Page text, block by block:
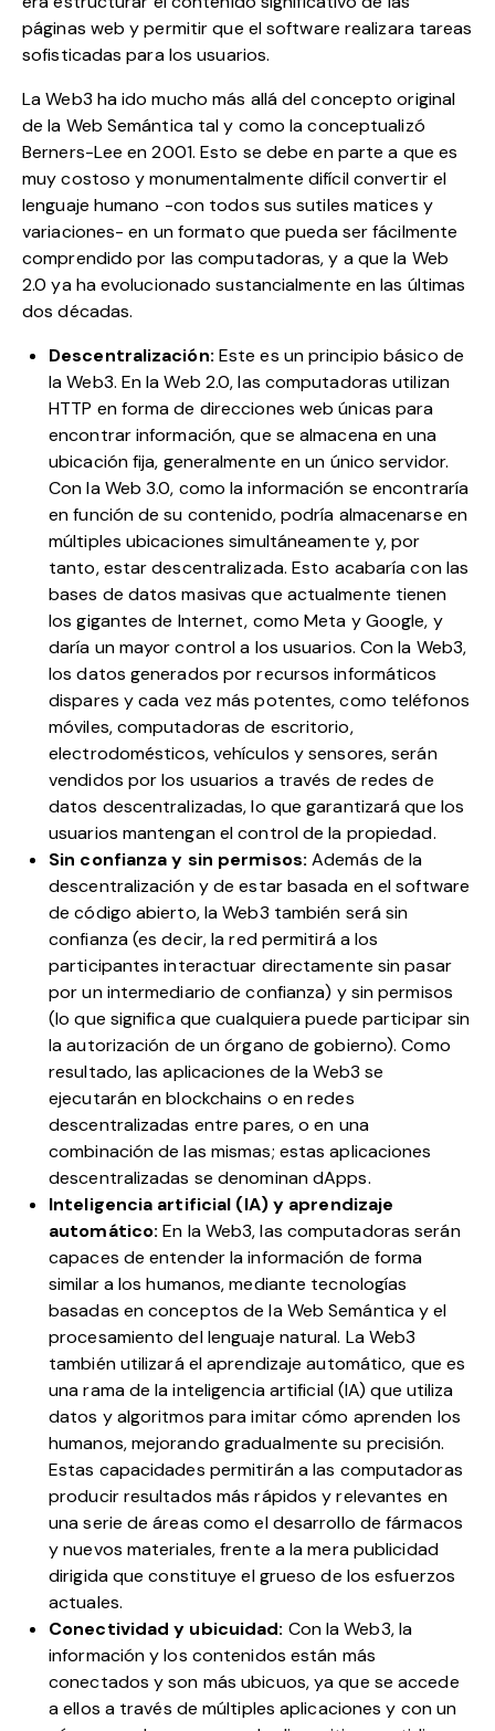
páginas web y permitir que el software realizara tareas
sofisticadas para los usuarios.
La Web3 ha ido mucho más allá del concepto original
de la Web Semántica tal y como la conceptualizó
Berners-Lee en 2001. Esto se debe en parte a que es
muy costoso y monumentalmente difícil convertir el
lenguaje humano -con todos sus sutiles matices y
variaciones- en un formato que pueda ser fácilmente
comprendido por las computadoras, y a que la Web
2.0 ya ha evolucionado sustancialmente en las últimas
dos décadas.
Descentralización: Este es un principio básico de
la Web3. En la Web 2.0, las computadoras utilizan
HTTP en forma de direcciones web únicas para
encontrar información, que se almacena en una
ubicación fija, generalmente en un único servidor.
Con la Web 3.0, como la información se encontraría
en función de su contenido, podría almacenarse en
múltiples ubicaciones simultáneamente y, por
tanto, estar descentralizada. Esto acabaría con las
bases de datos masivas que actualmente tienen
los gigantes de Internet, como Meta y Google, y
daría un mayor control a los usuarios. Con la Web3,
los datos generados por recursos informáticos
dispares y cada vez más potentes, como teléfonos
móviles, computadoras de escritorio,
electrodomésticos, vehículos y sensores, serán
vendidos por los usuarios a través de redes de
datos descentralizadas, lo que garantizará que los
usuarios mantengan el control de la propiedad.
Sin confianza y sin permisos: Además de la
descentralización y de estar basada en el software
de código abierto, la Web3 también será sin
confianza (es decir, la red permitirá a los
participantes interactuar directamente sin pasar
por un intermediario de confianza) y sin permisos
(lo que significa que cualquiera puede participar sin
la autorización de un órgano de gobierno). Como
resultado, las aplicaciones de la Web3 se
ejecutarán en blockchains o en redes
descentralizadas entre pares, o en una
combinación de las mismas; estas aplicaciones
descentralizadas se denominan dApps.
Inteligencia artificial (IA) y aprendizaje
automático:En la Web3, las computadoras serán
capaces de entender la información de forma
similar a los humanos, mediante tecnologías
basadas en conceptos de la Web Semántica y el
procesamiento del lenguaje natural. La Web3
también utilizará el aprendizaje automático, que es
una rama de la inteligencia artificial (IA) que utiliza
datos y algoritmos para imitar cómo aprenden los
humanos, mejorando gradualmente su precisión.
Estas capacidades permitirán a las computadoras
producir resultados más rápidos y relevantes en
una serie de áreas como el desarrollo de fármacos
y nuevos materiales, frente a la mera publicidad
dirigida que constituye el grueso de los esfuerzos
actuales.
Conectividad y ubicuidad: Con la Web3, la
información y los contenidos están más
conectados y son más ubicuos, ya que se accede
a ellos a través de múltiples aplicaciones y con un